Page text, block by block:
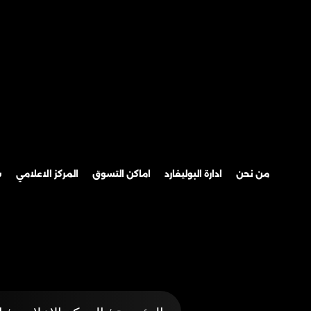
من نحن ادارة البوليفارد اماكن التسوق المركز الاعلامي